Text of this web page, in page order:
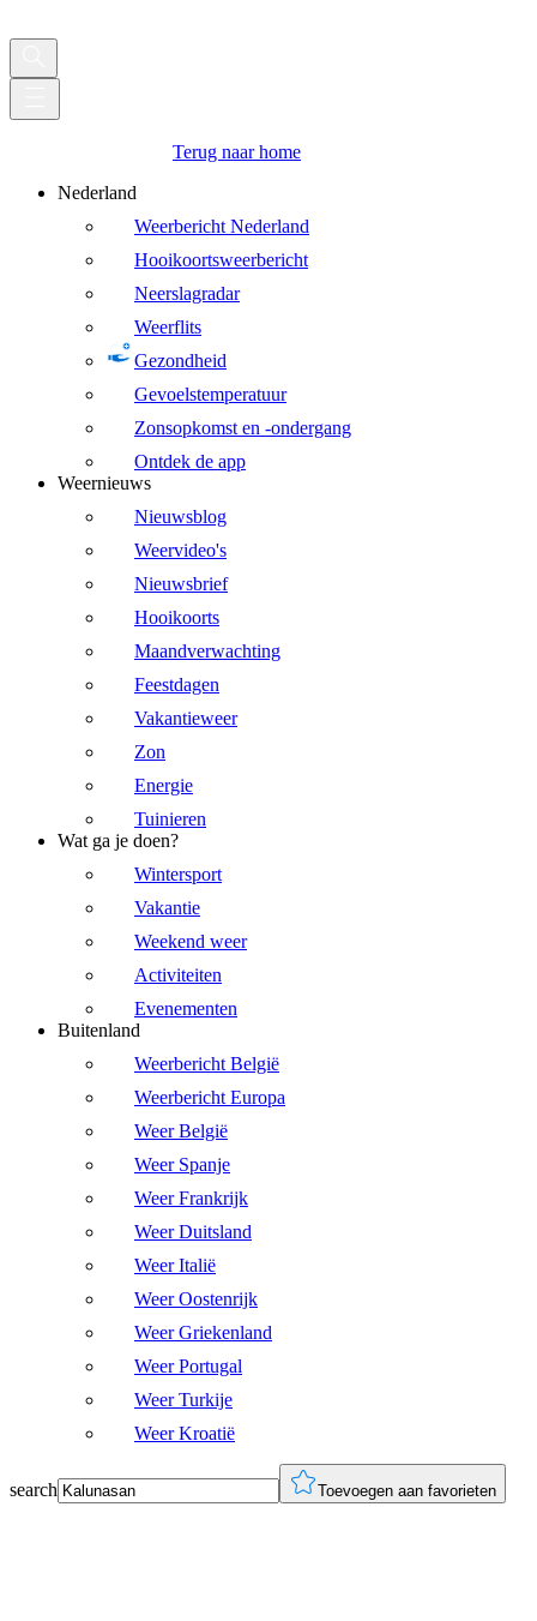
Terug naar home
Nederland
Weerbericht Nederland
Hooikoortsweerbericht
Neerslagradar
Weerflits
Gezondheid
Gevoelstemperatuur
Zonsopkomst en -ondergang
Ontdek de app
Weernieuws
Nieuwsblog
Weervideo's
Nieuwsbrief
Hooikoorts
Maandverwachting
Feestdagen
Vakantieweer
Zon
Energie
Tuinieren
Wat ga je doen?
Wintersport
Vakantie
Weekend weer
Activiteiten
Evenementen
Buitenland
Weerbericht België
Weerbericht Europa
Weer België
Weer Spanje
Weer Frankrijk
Weer Duitsland
Weer Italië
Weer Oostenrijk
Weer Griekenland
Weer Portugal
Weer Turkije
Weer Kroatië
search Toevoegen aan favorieten